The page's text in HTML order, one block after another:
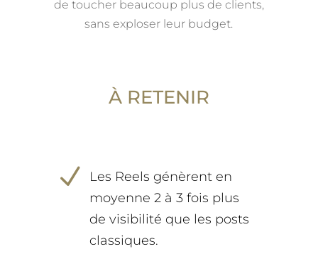
de toucher beaucoup plus de clients,
sans exploser leur budget.
À RETENIR
N
Les Reels génèrent en
moyenne 2 à 3 fois plus
de visibilité que les posts
classiques.